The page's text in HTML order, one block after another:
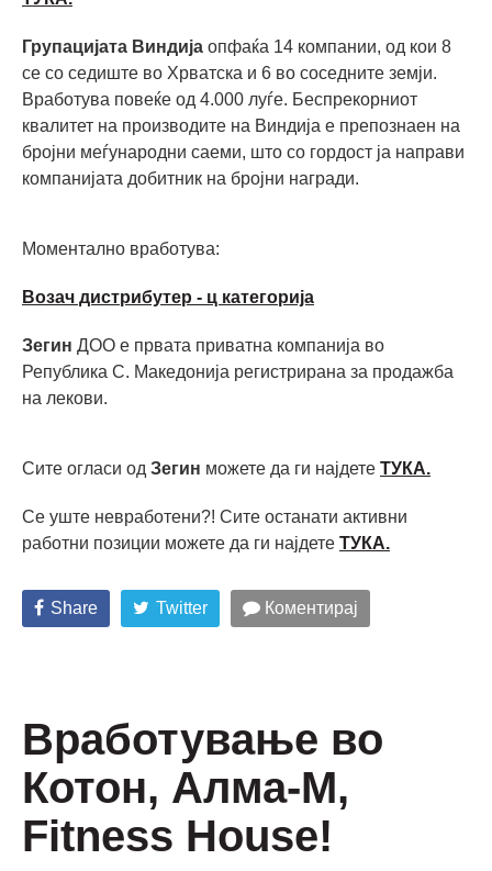
Групацијата Виндија опфаќа 14 компании, од кои 8
се со седиште во Хрватска и 6 во соседните земји.
Вработува повеќе од 4.000 луѓе. Беспрекорниот
квалитет на производите на Виндија е препознаен на
бројни меѓународни саеми, што со гордост ја направи
компанијата добитник на бројни награди.
Моментално вработува:
Возач дистрибутер - ц категорија
Зегин ДОО е првата приватна компанија во
Република С. Македонија регистрирана за продажба
на лекови.
Сите огласи од Зегин можете да ги најдете ТУКА.
Се уште невработени?! Сите останати активни
работни позиции можете да ги најдете ТУКА.
Share Twitter Коментирај
Вработување во
Котон, Алма-М,
Fitness House!